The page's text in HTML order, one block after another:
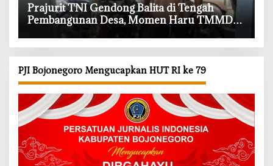
‎Prajurit TNI Gendong Balita di Tengah
Pembangunan Desa, Momen Haru TMMD
Bojonegoro
PJI Bojonegoro Mengucapkan HUT RI ke 79